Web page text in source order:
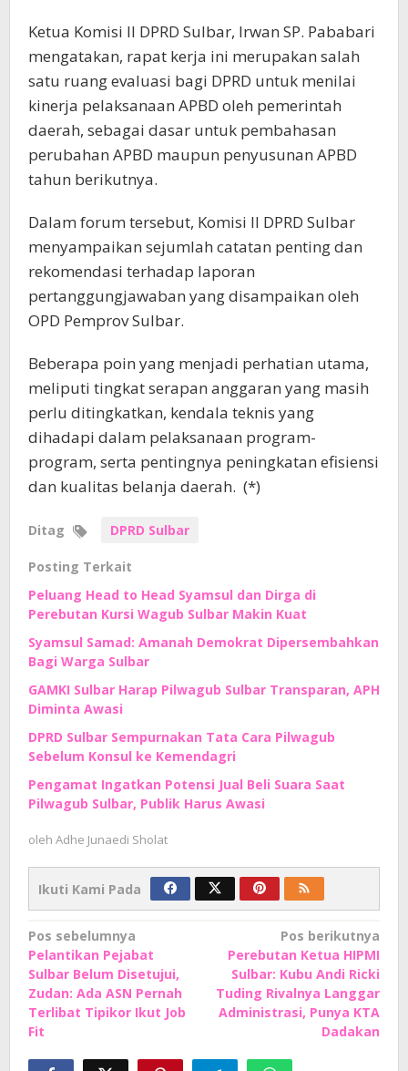
Ketua Komisi II DPRD Sulbar, Irwan SP. Pababari
mengatakan, rapat kerja ini merupakan salah
satu ruang evaluasi bagi DPRD untuk menilai
kinerja pelaksanaan APBD oleh pemerintah
daerah, sebagai dasar untuk pembahasan
perubahan APBD maupun penyusunan APBD
tahun berikutnya.
Dalam forum tersebut, Komisi II DPRD Sulbar
menyampaikan sejumlah catatan penting dan
rekomendasi terhadap laporan
pertanggungjawaban yang disampaikan oleh
OPD Pemprov Sulbar.
Beberapa poin yang menjadi perhatian utama,
meliputi tingkat serapan anggaran yang masih
perlu ditingkatkan, kendala teknis yang
dihadapi dalam pelaksanaan program-
program, serta pentingnya peningkatan efisiensi
dan kualitas belanja daerah. (*)
Ditag DPRD Sulbar
Posting Terkait
Peluang Head to Head Syamsul dan Dirga di
Perebutan Kursi Wagub Sulbar Makin Kuat
Syamsul Samad: Amanah Demokrat Dipersembahkan
Bagi Warga Sulbar
GAMKI Sulbar Harap Pilwagub Sulbar Transparan, APH
Diminta Awasi
DPRD Sulbar Sempurnakan Tata Cara Pilwagub
Sebelum Konsul ke Kemendagri
Pengamat Ingatkan Potensi Jual Beli Suara Saat
Pilwagub Sulbar, Publik Harus Awasi
oleh Adhe Junaedi Sholat
Ikuti Kami Pada
Navigasi
pos
Pos sebelumnya
Pelantikan Pejabat
Sulbar Belum Disetujui,
Zudan: Ada ASN Pernah
Terlibat Tipikor Ikut Job
Fit
Pos berikutnya
Perebutan Ketua HIPMI
Sulbar: Kubu Andi Ricki
Tuding Rivalnya Langgar
Administrasi, Punya KTA
Dadakan